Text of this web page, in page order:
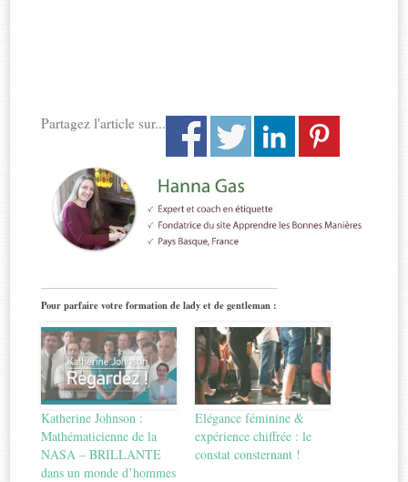
Partagez l'article sur...
Pour parfaire votre formation de lady et de gentleman :
Katherine Johnson :
Mathématicienne de la
NASA – BRILLANTE
dans un monde d’hommes
Elégance féminine &
expérience chiffrée : le
constat consternant !